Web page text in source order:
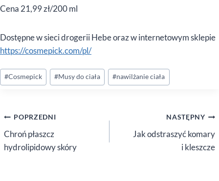
Cena 21,99 zł/200 ml
Dostępne w sieci drogerii Hebe oraz w internetowym sklepie
https://cosmepick.com/pl/
Tagi
wpisu:
#Cosmepick #Musy do ciała #nawilżanie ciała
Nawigacja
wpisu
POPRZEDNI
Chroń płaszcz
hydrolipidowy skóry
NASTĘPNY
Jak odstraszyć komary
i kleszcze